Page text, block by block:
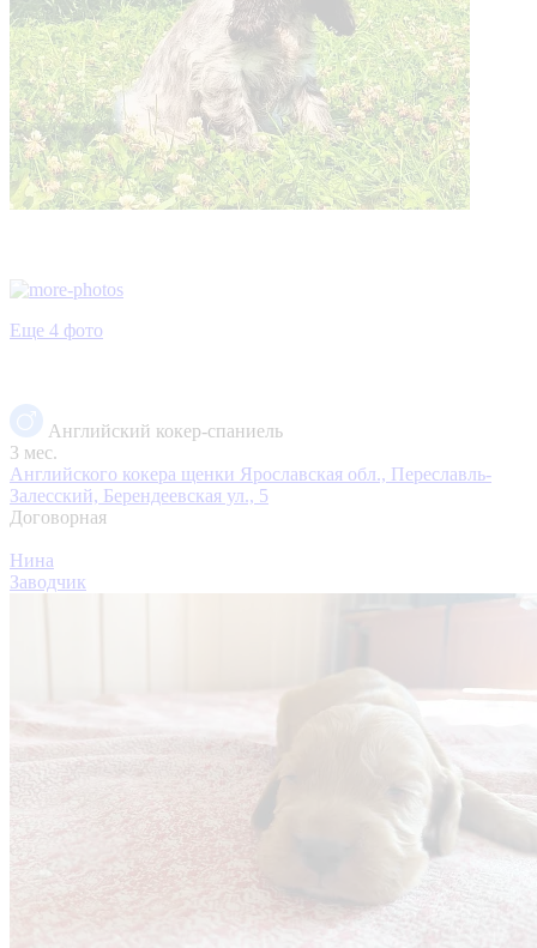
Еще 4 фото
Английский кокер-спаниель
3 мес.
Английского кокера щенки Ярославская обл., Переславль-
Залесский, Берендеевская ул., 5
Договорная
Нина
Заводчик